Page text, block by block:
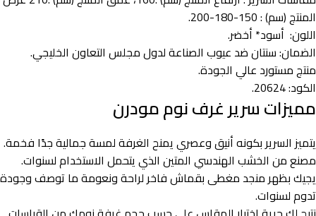
المنتج (سم) : 150-180-200.
اللون: أسود* أخضر.
الضمان: سنتان ضد عيوب الصناعة لدول مجلس التعاون الخليجي.
منتج مستورد عالي الجودة.
الكود: 20624.
مميزات سرير غرف نوم​ مودرن
يتميز السرير بكونه أنيق وعصري يمنح الغرفة لمسة جمالية جدًا فخمة.
مصنع من الخشب الهندسي المتين الذي يتحمل الاستخدام لسنوات.
يجيك بظهر منجد مغطى بقماش فاخر لراحة ونعومة ما توصف وجودة
تدوم لسنوات.